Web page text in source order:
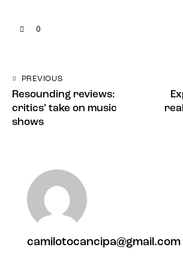
0
PREVIOUS
Resounding reviews:
critics’ take on music
shows
camilotocancipa@gmail.com